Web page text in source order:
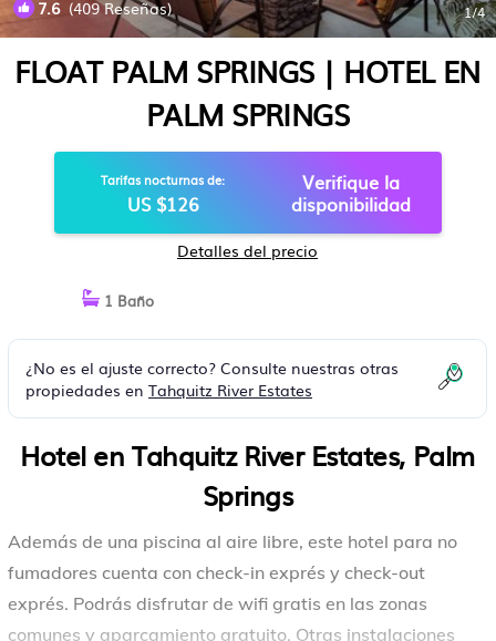
7.6(409 Reseñas) 1/4
FLOAT PALM SPRINGS | HOTEL EN
PALM SPRINGS
Tarifas nocturnas de:
US $126
Verifique la
disponibilidad
Detalles del precio
1 Baño
¿No es el ajuste correcto? Consulte nuestras otras
propiedades en Tahquitz River Estates
Hotel en Tahquitz River Estates, Palm
Springs
Además de una piscina al aire libre, este hotel para no
fumadores cuenta con check-in exprés y check-out
exprés. Podrás disfrutar de wifi gratis en las zonas
comunes y aparcamiento gratuito. Otras instalaciones